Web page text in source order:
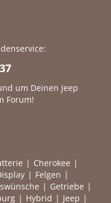
um Deinen Jeep
Forum!
Cherokee
Felgen
Getriebe
Hybrid
Jeep